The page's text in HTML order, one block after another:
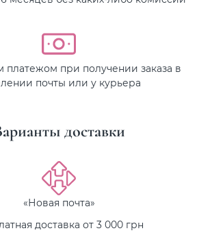
при получении заказа в
почты или у курьера
доставки
«Новая почта»
доставка от 3 000 грн